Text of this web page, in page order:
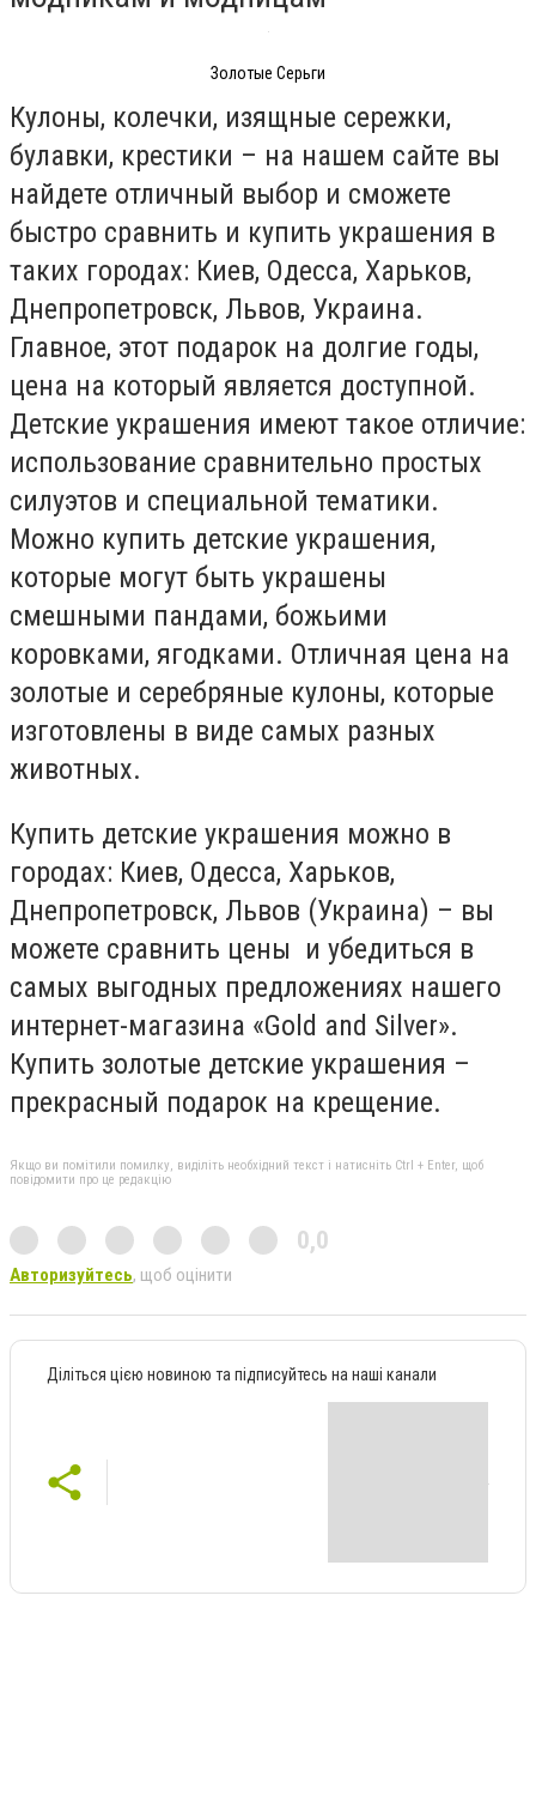
Золотые Серьги
Кулоны, колечки, изящные сережки,
булавки, крестики – на нашем сайте вы
найдете отличный выбор и сможете
быстро сравнить и купить украшения в
таких городах: Киев, Одесса, Харьков,
Днепропетровск, Львов, Украина.
Главное, этот подарок на долгие годы,
цена на который является доступной.
Детские украшения имеют такое отличие:
использование сравнительно простых
силуэтов и специальной тематики.
Можно купить детские украшения,
которые могут быть украшены
смешными пандами, божьими
коровками, ягодками. Отличная цена на
золотые и серебряные кулоны, которые
изготовлены в виде самых разных
животных.
Купить детские украшения можно в
городах: Киев, Одесса, Харьков,
Днепропетровск, Львов (Украина) – вы
можете сравнить цены и убедиться в
самых выгодных предложениях нашего
интернет-магазина «Gold and Silver».
Купить золотые детские украшения –
прекрасный подарок на крещение.
Якщо ви помітили помилку, виділіть необхідний текст і натисніть Ctrl + Enter, щоб
повідомити про це редакцію
0,0
Авторизуйтесь, щоб оцінити
Діліться цією новиною та підписуйтесь на наші канали